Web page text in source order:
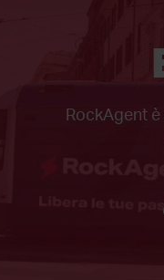
RockAgent